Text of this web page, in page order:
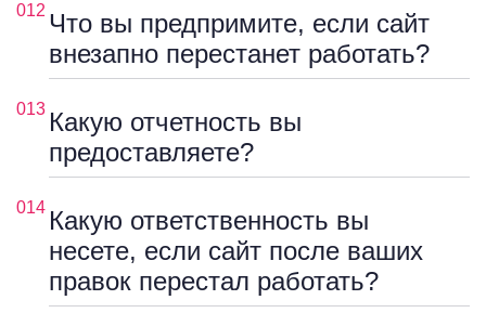
012 Что вы предпримите, если сайт
внезапно перестанет работать?
013 Какую отчетность вы
предоставляете?
014 Какую ответственность вы
несете, если сайт после ваших
правок перестал работать?